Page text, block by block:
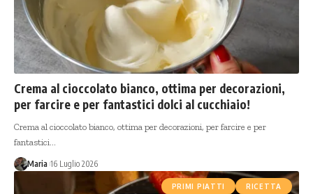
Crema al cioccolato bianco, ottima per decorazioni,
per farcire e per fantastici dolci al cucchiaio!
Crema al cioccolato bianco, ottima per decorazioni, per farcire e per
fantastici…
Maria 16 Luglio 2026
PRIMI PIATTI
RICETTA